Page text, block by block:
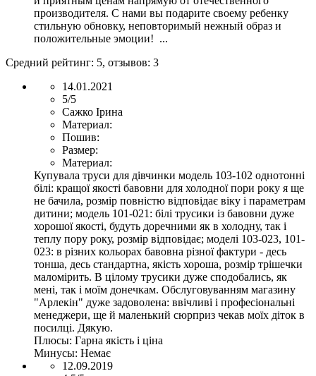
производителя. С нами вы подарите своему ребенку
стильную обновку, неповторимый нежный образ и
положительные эмоции! ...
Средний рейтинг: 5, отзывов: 3
14.01.2021
5/5
Сажко Ірина
Материал:
Пошив:
Размер:
Материал:
Купувала труси для дівчинки модель 103-102 однотонні
білі: кращої якості бавовни для холодної пори року я ще
не бачила, розмір повністю відповідає віку і параметрам
дитини; модель 101-021: білі трусики із бавовни дуже
хорошої якості, будуть доречними як в холодну, так і
теплу пору року, розмір відповідає; моделі 103-023, 101-
023: в різних кольорах бавовна різної фактури - десь
тонша, десь стандартна, якість хороша, розмір трішечки
маломірить. В цілому трусики дуже сподобались, як
мені, так і моїм донечкам. Обслуговуванням магазину
"Арлекін" дуже задоволена: ввічливі і професіональні
менеджери, ще й маленький сюрприз чекав моїх діток в
посилці. Дякую.
Плюсы: Гарна якість і ціна
Минусы: Немає
12.09.2019